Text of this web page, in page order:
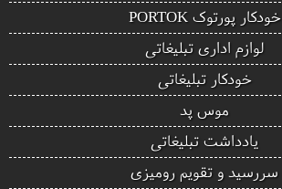
خودکار پورتوک PORTOK
لوازم اداری تبلیغاتی
خودکار تبلیغاتی
موس پد
یادداشت تبلیغاتی
سررسید و تقویم رومیزی